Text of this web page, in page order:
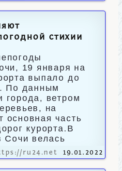
стихии
19 января на
выпало до
По данным
города, ветром
на
основная часть
курорта.В
Сочи велась
ru24.net 19.01.2022